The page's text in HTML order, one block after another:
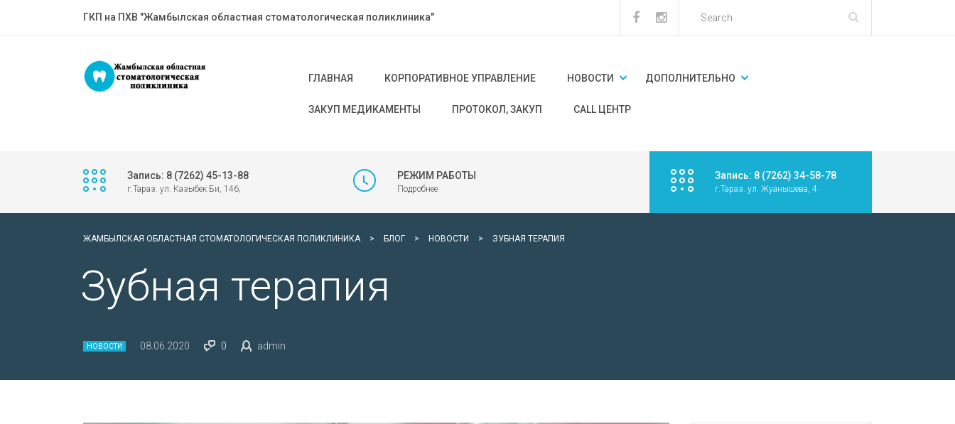
ГКП на ПХВ "Жамбылская областная стоматологическая поликлиника"
ГЛАВНАЯ КОРПОРАТИВНОЕ УПРАВЛЕНИЕ НОВОСТИ ДОПОЛНИТЕЛЬНО
ЗАКУП МЕДИКАМЕНТЫ ПРОТОКОЛ, ЗАКУП CALL ЦЕНТР
Запись: 8 (7262) 45-13-88
г.Тараз. ул. Казыбек Би, 146;
РЕЖИМ РАБОТЫ
Подробнее
Запись: 8 (7262) 34-58-78
г.Тараз. ул. Жуанышева, 4
ЖАМБЫЛСКАЯ ОБЛАСТНАЯ СТОМАТОЛОГИЧЕСКАЯ ПОЛИКЛИНИКА > БЛОГ > НОВОСТИ > ЗУБНАЯ ТЕРАПИЯ
Зубная терапия
НОВОСТИ 08.06.2020 0 admin